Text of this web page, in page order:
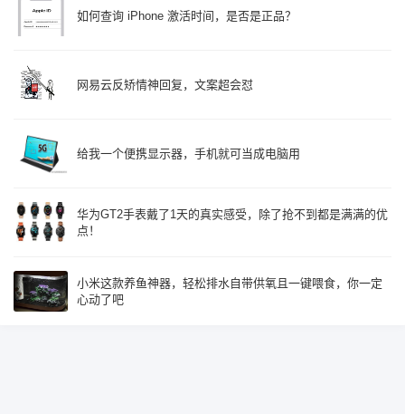
如何查询 iPhone 激活时间，是否是正品？
网易云反矫情神回复，文案超会怼
给我一个便携显示器，手机就可当成电脑用
华为GT2手表戴了1天的真实感受，除了抢不到都是满满的优
点！
小米这款养鱼神器，轻松排水自带供氧且一键喂食，你一定
心动了吧